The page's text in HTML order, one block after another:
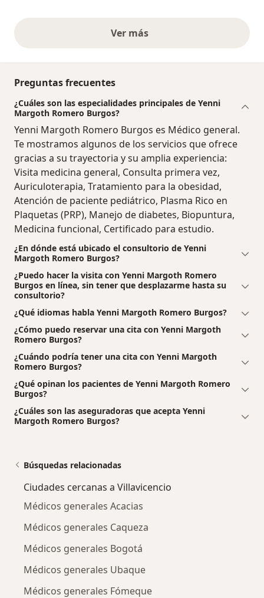
Ver másopiniones anteriores
Preguntas frecuentes
¿Cuáles son las especialidades principales de Yenni
Margoth Romero Burgos?
Yenni Margoth Romero Burgos es Médico general.
Te mostramos algunos de los servicios que ofrece
gracias a su trayectoria y su amplia experiencia:
Visita medicina general, Consulta primera vez,
Auriculoterapia, Tratamiento para la obesidad,
Atención de paciente pediátrico, Plasma Rico en
Plaquetas (PRP), Manejo de diabetes, Biopuntura,
Medicina funcional, Certificado para estudio.
¿En dónde está ubicado el consultorio de Yenni
Margoth Romero Burgos?
¿Puedo hacer la visita con Yenni Margoth Romero
Burgos en línea, sin tener que desplazarme hasta su
consultorio?
¿Qué idiomas habla Yenni Margoth Romero Burgos?
¿Cómo puedo reservar una cita con Yenni Margoth
Romero Burgos?
¿Cuándo podría tener una cita con Yenni Margoth
Romero Burgos?
¿Qué opinan los pacientes de Yenni Margoth Romero
Burgos?
¿Cuáles son las aseguradoras que acepta Yenni
Margoth Romero Burgos?
Búsquedas relacionadas
Ciudades cercanas a Villavicencio
Médicos generales Acacias
Médicos generales Caqueza
Médicos generales Bogotá
Médicos generales Ubaque
Médicos generales Fómeque